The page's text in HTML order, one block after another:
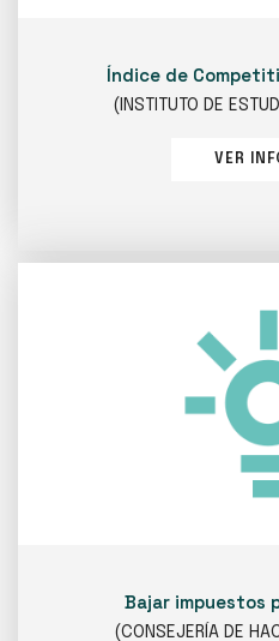
Índice de
(INSTITUTO DE
VER
Bajar impuestos
(CONSEJERÍA DE